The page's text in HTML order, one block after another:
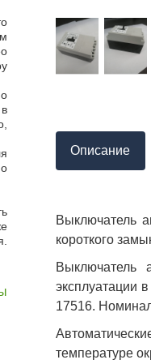
впервые на моей
производитель и
сопровождает опоры
Приятно работать с
поставщиком!
Описание
Выключатель
короткого
Выключатель
эксплуатации
17516.
температуре